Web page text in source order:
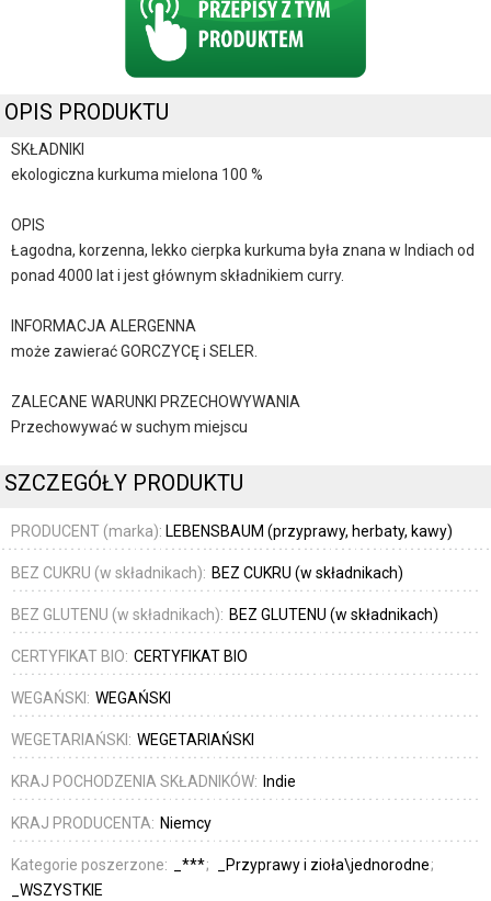
OPIS PRODUKTU
SKŁADNIKI
ekologiczna kurkuma mielona 100 %
OPIS
Łagodna, korzenna, lekko cierpka kurkuma była znana w Indiach od
ponad 4000 lat i jest głównym składnikiem curry.
INFORMACJA ALERGENNA
może zawierać GORCZYCĘ i SELER.
ZALECANE WARUNKI PRZECHOWYWANIA
Przechowywać w suchym miejscu
SZCZEGÓŁY PRODUKTU
PRODUCENT (marka): LEBENSBAUM (przyprawy, herbaty, kawy)
BEZ CUKRU (w składnikach): BEZ CUKRU (w składnikach)
BEZ GLUTENU (w składnikach): BEZ GLUTENU (w składnikach)
CERTYFIKAT BIO: CERTYFIKAT BIO
WEGAŃSKI: WEGAŃSKI
WEGETARIAŃSKI: WEGETARIAŃSKI
KRAJ POCHODZENIA SKŁADNIKÓW: Indie
KRAJ PRODUCENTA: Niemcy
Kategorie poszerzone: _***
_Przyprawy i zioła\jednorodne
_WSZYSTKIE